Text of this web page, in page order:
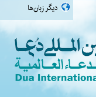
دیگر زبان‌ها
العربية
english
اردو